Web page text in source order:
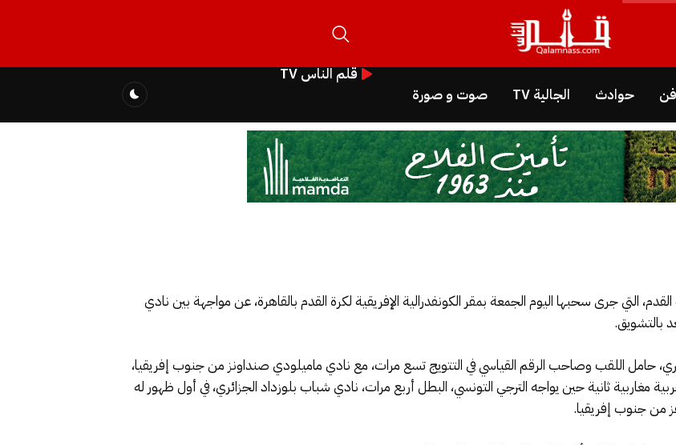
حوادث الجالية TV صوت و صورة
قلم الناس TV
التي جرى سحبها اليوم الجمعة بمقر الكونفدرالية الإفريقية لكرة القدم بالقاهرة، عن مواجهة بين نادي
بالتشويق.
حامل اللقب وصاحب الرقم القياسي في التتويج تسع مرات، مع نادي ماميلودي صنداونز من جنوب إفريقيا،
عربية مغاربية ثانية حين يواجه الترجي التونسي، البطل أربع مرات، نادي شباب بلوزداد الجزائري، في أول ظهور له
من جنوب إفريقيا.